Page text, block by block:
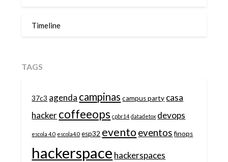
Timeline
TAGS
37c3 agenda campinas campus party casa
hackercoffeeops cpbr14 datadetox devops
escola 4.0 escola4.0 esp32 evento eventos finops
hackerspace hackerspaces